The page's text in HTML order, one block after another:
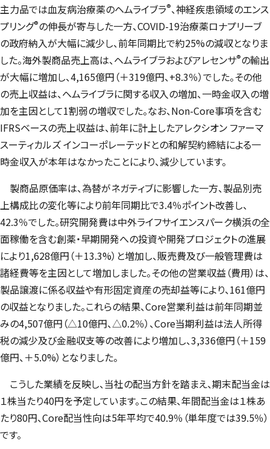
主力品では血友病治療薬のヘムライブラ®、神経疾患領域のエンス
プリング®の伸長が寄与した一方、COVID-19治療薬ロナプリーブ
の政府納入が大幅に減少し、前年同期比で約25%の減収となりま
した。海外製商品売上高は、ヘムライブラおよびアレセンサ®の輸出
が大幅に増加し、4,165億円（＋319億円、+8.3％）でした。その他
の売上収益は、ヘムライブラに関する収入の増加、一時金収入の増
加を主因として1割弱の増収でした。なお、Non-Core事項を含む
IFRSベースの売上収益は、前年に計上したアレクシオン ファーマ
スーティカルズ インコーポレーテッドとの和解契約締結による一
時金収入が本年はなかったことにより、減少しています。
製商品原価率は、為替がネガティブに影響した一方、製品別売
上構成比の変化等により前年同期比で3.4％ポイント改善し、
42.3％でした。研究開発費は中外ライフサイエンスパーク横浜の全
面稼働を含む創薬・早期開発への投資や開発プロジェクトの進展
により1,628億円（＋13.3%）と増加し、販売費及び一般管理費は
諸経費等を主因として増加しました。その他の営業収益（費用）は、
製品譲渡に係る収益や有形固定資産の売却益等により、161億円
の収益となりました。これらの結果、Core営業利益は前年同期並
みの4,507億円（△10億円、△0.2％）、Core当期利益は法人所得
税の減少及び金融収支等の改善により増加し、3,336億円（＋159
億円、＋5.0%）となりました。
こうした業績を反映し、当社の配当方針を踏まえ、期末配当金は
１株当たり40円を予定しています。この結果、年間配当金は１株あ
たり80円、Core配当性向は5年平均で40.9％（単年度では39.5％）
です。